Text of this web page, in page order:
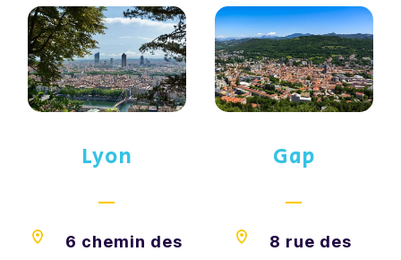
Lyon
—
6 chemin des
Gap
—
8 rue des